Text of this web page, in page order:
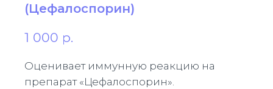
(Цефалоспорин)
1 000 р.
Оценивает иммунную реакцию на
препарат «Цефалоспорин».